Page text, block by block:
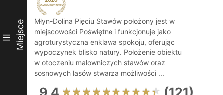
III Miejsce
Młyn-Dolina Pięciu Stawów położony jest w
miejscowości Poświętne i funkcjonuje jako
agroturystyczna enklawa spokoju, oferując
wypoczynek blisko natury. Położenie obiektu
w otoczeniu malowniczych stawów oraz
sosnowych lasów stwarza możliwości ...
9.4 (121)